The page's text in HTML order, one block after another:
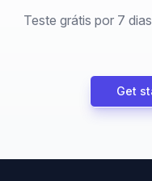
Teste grátis por 7
Get